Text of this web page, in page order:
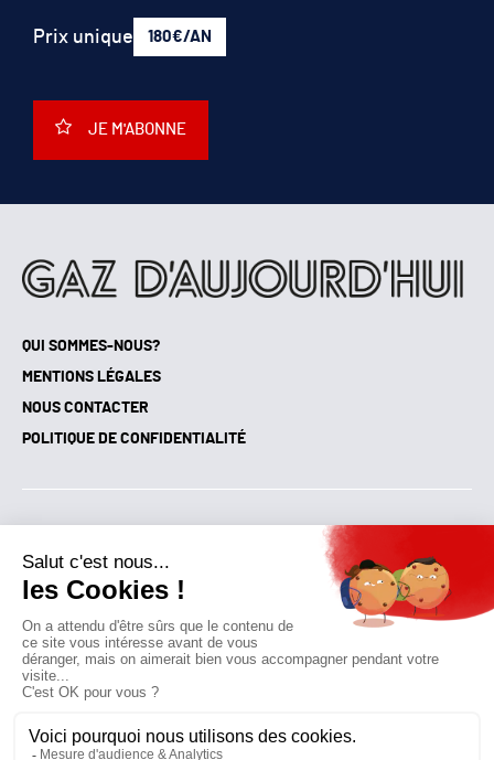
QUI SOMMES-NOUS?
MENTIONS LÉGALES
NOUS CONTACTER
POLITIQUE DE CONFIDENTIALITÉ
Mes favoris
Prix unique 180€/AN
JE M'ABONNE